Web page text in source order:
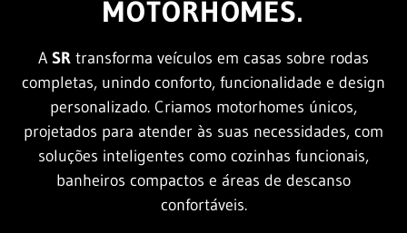
MOTORHOMES.
A SR transforma veículos em casas sobre rodas
completas, unindo conforto, funcionalidade e design
personalizado. Criamos motorhomes únicos,
projetados para atender às suas necessidades, com
soluções inteligentes como cozinhas funcionais,
banheiros compactos e áreas de descanso
confortáveis.